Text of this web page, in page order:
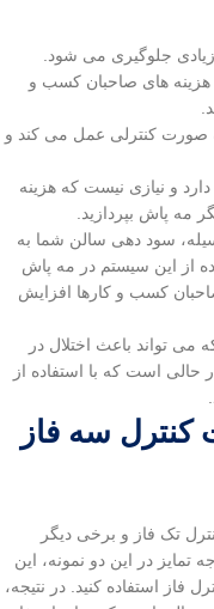
زیادی جلوگیری می شود.
های صاحبان کسب و
صورت کنترلی عمل می کند و
و نیازی نیست که هزینه
مه پاش بپردازید.
سود دهی سالن شما به
از این سیستم در مه پاش
کسب و کارها افزایش
تواند باعث اختلال در
حالی است که با استفاده از
کنترل سه فاز
تک فاز و برخی دیگر
تمایز در این دو نمونه، این
استفاده کنید. در نتیجه،